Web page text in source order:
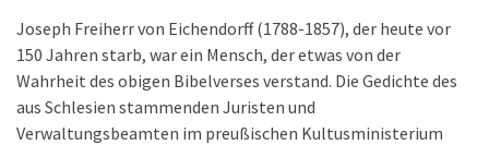
Joseph Freiherr von Eichendorff (1788-1857), der heute vor
150 Jahren starb, war ein Mensch, der etwas von der
Wahrheit des obigen Bibelverses verstand. Die Gedichte des
aus Schlesien stammenden Juristen und
Verwaltungsbeamten im preußischen Kultusministerium